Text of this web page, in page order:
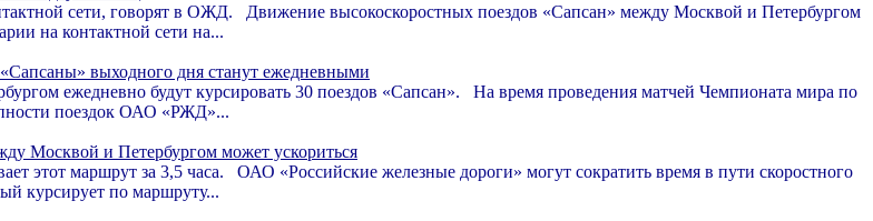
сети, говорят в ОЖД. Движение высокоскоростных поездов «Сапсан» между Москвой и Петербургом
на контактной сети на...
выходного дня станут ежедневными
ежедневно будут курсировать 30 поездов «Сапсан». На время проведения матчей Чемпионата мира по
поездок ОАО «РЖД»...
Москвой и Петербургом может ускориться
этот маршрут за 3,5 часа. ОАО «Российские железные дороги» могут сократить время в пути скоростного
курсирует по маршруту...